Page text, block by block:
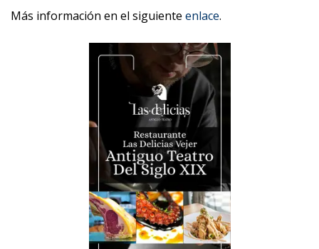
Más información en el siguiente enlace.